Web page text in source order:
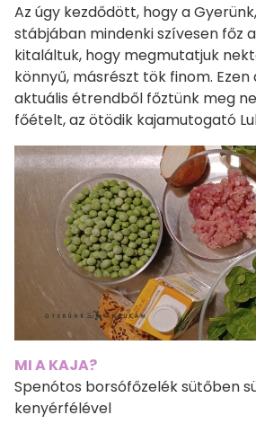
Az úgy kezdődött, hogy a
stábjában mindenki szívesen főz
kitaláltuk, hogy megmutatjuk
könnyű, másrészt tök finom.
aktuális étrendből főztünk meg
főételt, az ötödik kajamutogató
MI A KAJA?
Spenótos borsófőzelék sütőben
kenyérfélével